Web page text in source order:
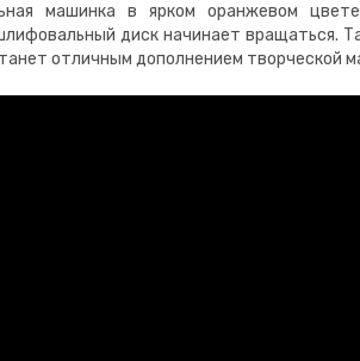
машинка в ярком оранжевом
диск начинает вращаться.
отличным дополнением творческой